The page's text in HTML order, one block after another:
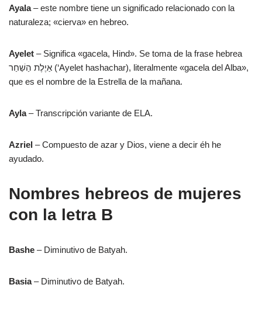
Ayala– este nombre tiene un significado relacionado con la
naturaleza; «cierva» en hebreo.
Ayelet – Significa «gacela, Hind». Se toma de la frase hebrea
אַיֶלֶת הַשַׁחַר (‘Ayelet hashachar), literalmente «gacela del Alba»,
que es el nombre de la Estrella de la mañana.
Ayla– Transcripción variante de ELA.
Azriel – Compuesto de azar y Dios, viene a decir éh he
ayudado.
Nombres hebreos de mujeres
con la letra B
Bashe – Diminutivo de Batyah.
Basia– Diminutivo de Batyah.